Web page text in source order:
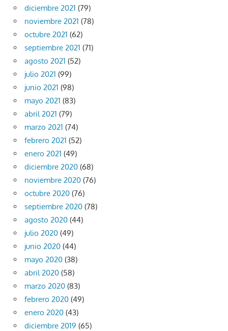
diciembre 2021 (79)
noviembre 2021 (78)
octubre 2021 (62)
septiembre 2021 (71)
agosto 2021 (52)
julio 2021 (99)
junio 2021 (98)
mayo 2021 (83)
abril 2021 (79)
marzo 2021 (74)
febrero 2021 (52)
enero 2021 (49)
diciembre 2020 (68)
noviembre 2020 (76)
octubre 2020 (76)
septiembre 2020 (78)
agosto 2020 (44)
julio 2020 (49)
junio 2020 (44)
mayo 2020 (38)
abril 2020 (58)
marzo 2020 (83)
febrero 2020 (49)
enero 2020 (43)
diciembre 2019 (65)